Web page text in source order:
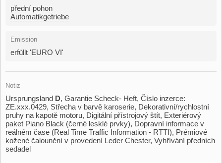
přední pohon
Automatikgetriebe
Emission
erfüllt 'EURO VI'
Notiz
Ursprungsland D,​ Garantie Scheck​- Heft,​ Číslo inzerce:
ZE.xxx.0429,​ Střecha v barvě karoserie,​ Dekorativní/rychlostní
pruhy na kapotě motoru,​ Digitální přístrojový štít,​ Exteriérový
paket Piano Black (černé lesklé prvky),​ Dopravní informace v
reálném čase (Real Time Traffic Information ​- RTTI),​ Prémiové
kožené čalounění v provedení Leder Chester,​ Vyhřívání předních
sedadel